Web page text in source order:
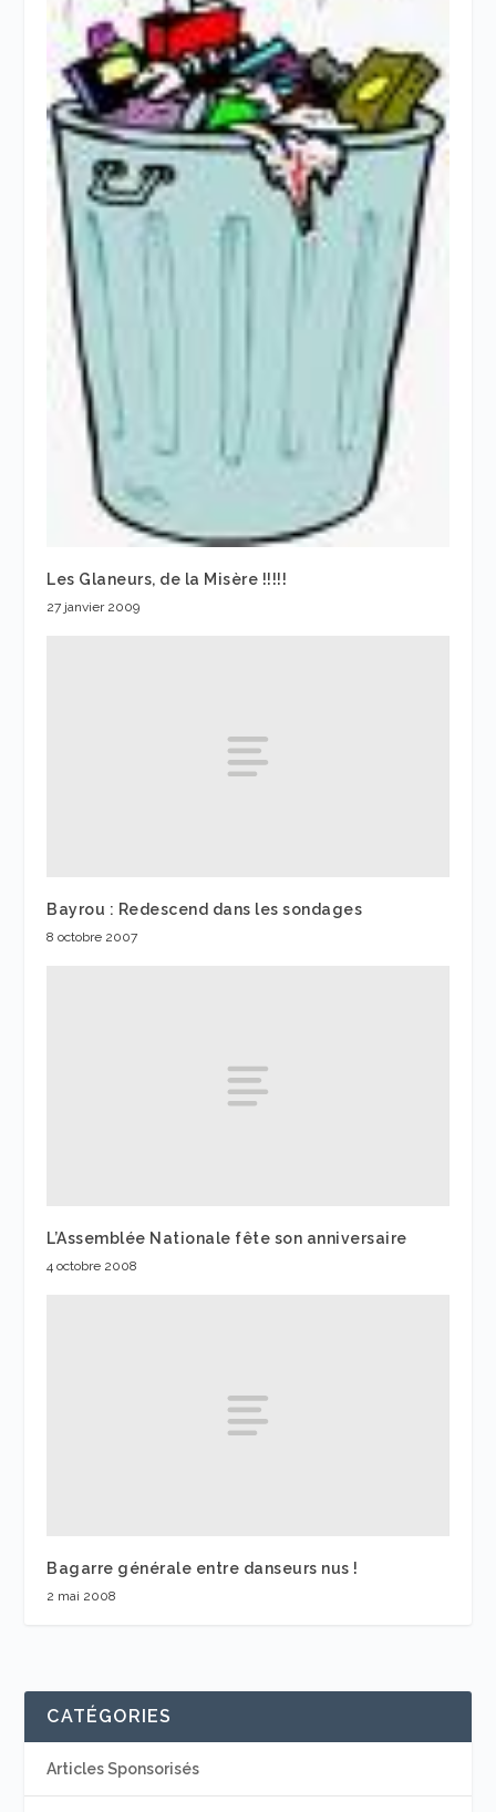
Les Glaneurs, de la Misère !!!!!
27 janvier 2009
Bayrou : Redescend dans les sondages
8 octobre 2007
L’Assemblée Nationale fête son anniversaire
4 octobre 2008
Bagarre générale entre danseurs nus !
2 mai 2008
CATÉGORIES
Articles Sponsorisés